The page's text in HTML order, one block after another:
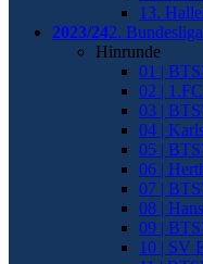
13.
2023/242. Bundesliga
Hinrunde
01 |
02 |
03 |
04 |
05 |
06 |
07 |
08 |
09 |
10 | SV